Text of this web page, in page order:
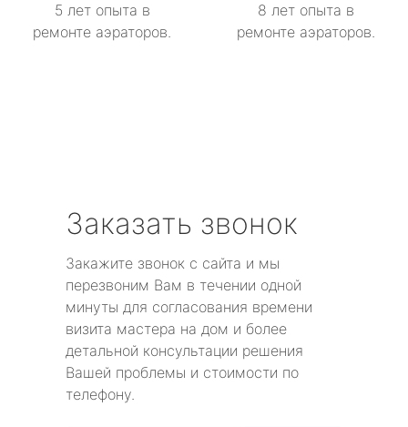
5 лет опыта в
ремонте аэраторов.
8 лет опыта в
ремонте аэраторов.
Заказать звонок
Закажите звонок с сайта и мы
перезвоним Вам в течении одной
минуты для согласования времени
визита мастера на дом и более
детальной консультации решения
Вашей проблемы и стоимости по
телефону.